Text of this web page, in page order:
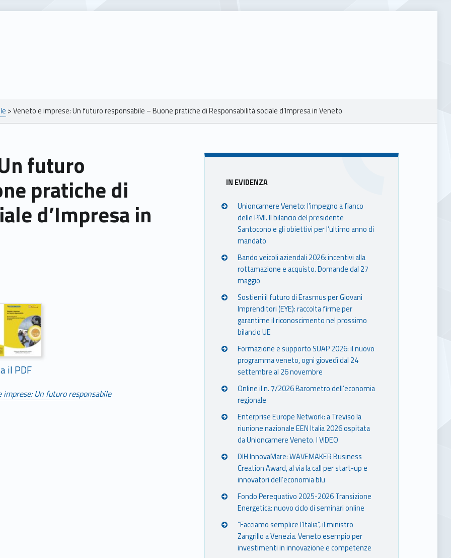
>Veneto e imprese: Un futuro responsabile – Buone pratiche di Responsabilità sociale d’Impresa in Veneto
pratiche di
d’Impresa in
il PDF
imprese: Un futuro responsabile
Sidebar
IN EVIDENZA
Unioncamere Veneto: l’impegno a fianco
delle PMI. Il bilancio del presidente
Santocono e gli obiettivi per l’ultimo anno di
mandato
Bando veicoli aziendali 2026: incentivi alla
rottamazione e acquisto. Domande dal 27
maggio
Sostieni il futuro di Erasmus per Giovani
Imprenditori (EYE): raccolta firme per
garantirne il riconoscimento nel prossimo
bilancio UE
Formazione e supporto SUAP 2026: il nuovo
programma veneto, ogni giovedì dal 24
settembre al 26 novembre
Online il n. 7/2026 Barometro dell’economia
regionale
Enterprise Europe Network: a Treviso la
riunione nazionale EEN Italia 2026 ospitata
da Unioncamere Veneto. I VIDEO
DIH InnovaMare: WAVEMAKER Business
Creation Award, al via la call per start-up e
innovatori dell’economia blu
Fondo Perequativo 2025-2026 Transizione
Energetica: nuovo ciclo di seminari online
“Facciamo semplice l’Italia”, il ministro
Zangrillo a Venezia. Veneto esempio per
investimenti in innovazione e competenze